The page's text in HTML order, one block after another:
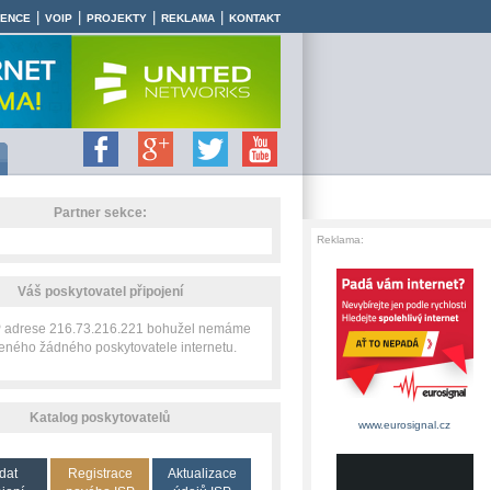
VOIP PROJEKTY REKLAMA KONTAKT
Partner sekce:
Váš poskytovatel připojení
adrese 216.73.216.221 bohužel nemáme
žádného poskytovatele internetu.
Katalog poskytovatelů
Registrace
Aktualizace
Reklama:
www.eurosignal.cz